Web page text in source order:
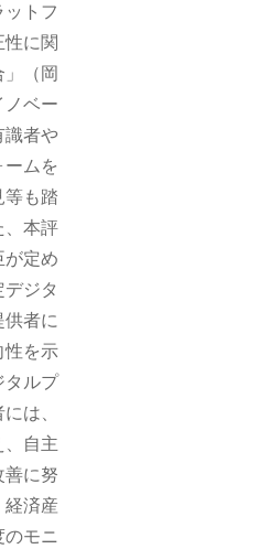
ットフ
性に関
（岡
ノベー
識者や
ームを
等も踏
、本評
が定め
ジタ
供者に
性を示
タルプ
は、
、自主
善に努
経済産
モニ